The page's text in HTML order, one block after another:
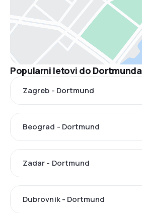
Popularni letovi do Dortmunda
Zagreb - Dortmund
Beograd - Dortmund
Zadar - Dortmund
Dubrovnik - Dortmund